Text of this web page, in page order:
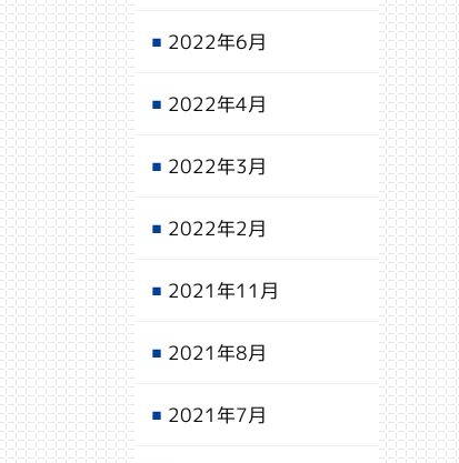
2022年6月
2022年4月
2022年3月
2022年2月
2021年11月
2021年8月
2021年7月